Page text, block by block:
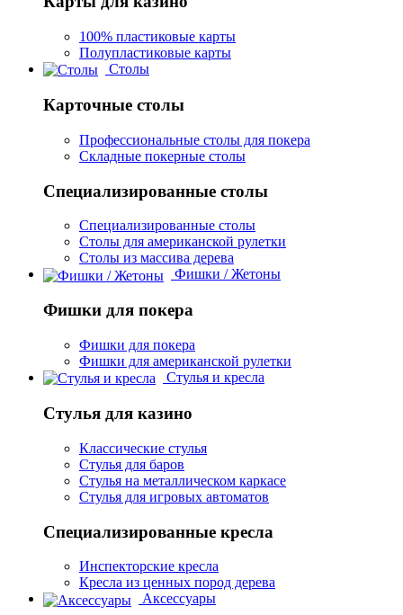
100% пластиковые карты
Полупластиковые карты
Столы
Карточные столы
Профессиональные столы для покера
Складные покерные столы
Специализированные столы
Специализированные столы
Столы для американской рулетки
Столы из массива дерева
Фишки / Жетоны
Фишки для покера
Фишки для покера
Фишки для американской рулетки
Стулья и кресла
Стулья для казино
Классические стулья
Стулья для баров
Стулья на металлическом каркасе
Стулья для игровых автоматов
Специализированные кресла
Инспекторские кресла
Кресла из ценных пород дерева
Аксессуары